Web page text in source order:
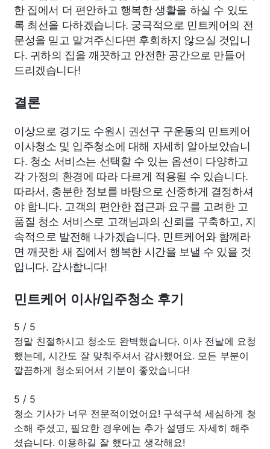
한 집에서 더 편안하고 행복한 생활을 하실 수 있도
록 최선을 다하겠습니다. 궁극적으로 민트케어의 전
문성을 믿고 맡겨주신다면 후회하지 않으실 것입니
다. 귀하의 집을 깨끗하고 안전한 공간으로 만들어
드리겠습니다!
결론
이상으로 경기도 수원시 권선구 구운동의 민트케어
이사청소 및 입주청소에 대해 자세히 알아보았습니
다. 청소 서비스는 선택할 수 있는 옵션이 다양하고
각 가정의 환경에 따라 다르게 적용될 수 있습니다.
따라서, 충분한 정보를 바탕으로 신중하게 결정하셔
야 합니다. 고객의 편안한 접근과 요구를 고려한 고
품질 청소 서비스로 고객님과의 신뢰를 구축하고, 지
속적으로 발전해 나가겠습니다. 민트케어와 함께라
면 깨끗한 새 집에서 행복한 시간을 보낼 수 있을 것
입니다. 감사합니다!
민트케어 이사/입주청소 후기
5 / 5
정말 친절하시고 청소도 완벽했습니다. 이사 전날에 요청
했는데, 시간도 잘 맞춰주셔서 감사했어요. 모든 부분이
깔끔하게 청소되어서 기분이 좋았습니다!
5 / 5
청소 기사가 너무 전문적이었어요! 구석구석 세심하게 청
소해 주셨고, 필요한 경우에는 추가 설명도 자세히 해주
셨습니다. 이용하길 잘 했다고 생각해요!